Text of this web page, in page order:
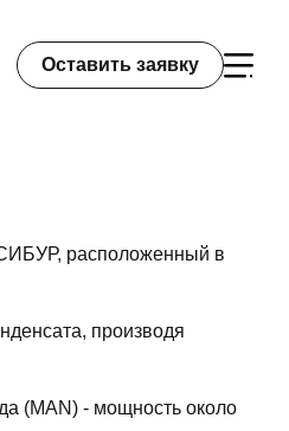
Оставить заявку
расположенный в
производя
(MAN) - мощность около